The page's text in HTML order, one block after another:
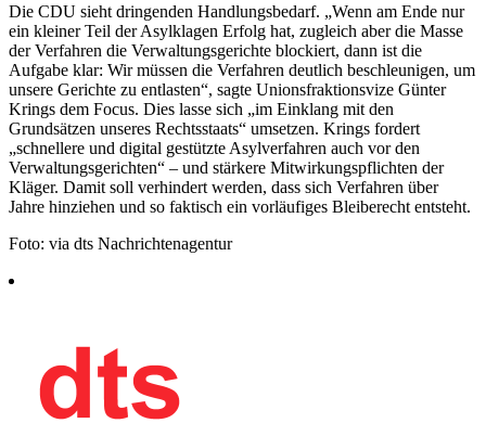
Die CDU sieht dringenden Handlungsbedarf. „Wenn am Ende nur
ein kleiner Teil der Asylklagen Erfolg hat, zugleich aber die Masse
der Verfahren die Verwaltungsgerichte blockiert, dann ist die
Aufgabe klar: Wir müssen die Verfahren deutlich beschleunigen, um
unsere Gerichte zu entlasten“, sagte Unionsfraktionsvize Günter
Krings dem Focus. Dies lasse sich „im Einklang mit den
Grundsätzen unseres Rechtsstaats“ umsetzen. Krings fordert
„schnellere und digital gestützte Asylverfahren auch vor den
Verwaltungsgerichten“ – und stärkere Mitwirkungspflichten der
Kläger. Damit soll verhindert werden, dass sich Verfahren über
Jahre hinziehen und so faktisch ein vorläufiges Bleiberecht entsteht.
Foto: via dts Nachrichtenagentur